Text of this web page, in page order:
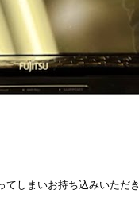
しまいお持ち込みいただき